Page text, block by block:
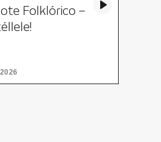
Folklórico –